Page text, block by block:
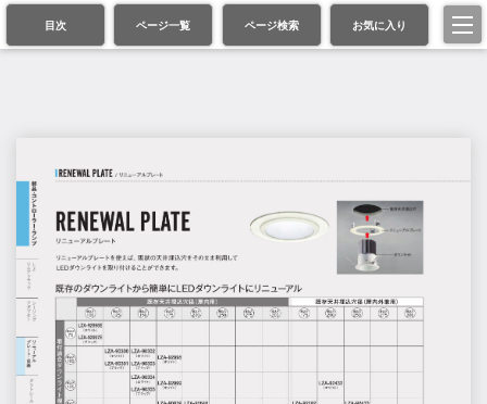
目次 ページ一覧 ページ検索 お気に入り